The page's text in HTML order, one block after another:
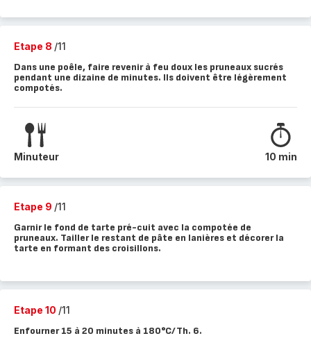
Etape 8 /11
Dans une poêle, faire revenir à feu doux les pruneaux sucrés
pendant une dizaine de minutes. Ils doivent être légèrement
compotés.
Minuteur 10 min
Etape 9 /11
Garnir le fond de tarte pré-cuit avec la compotée de
pruneaux. Tailler le restant de pâte en lanières et décorer la
tarte en formant des croisillons.
Etape 10 /11
Enfourner 15 à 20 minutes à 180°C/Th. 6.